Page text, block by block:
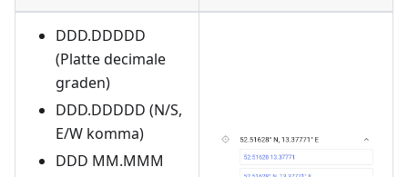
DDD.DDDDD
(Platte decimale
graden)
DDD.DDDDD (N/S,
E/W komma)
DDD MM.MMM